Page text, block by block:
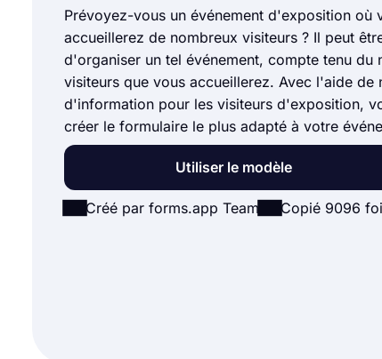
Prévoyez-vous un événement d'exposition où
accueillerez de nombreux visiteurs ? Il peut
d'organiser un tel événement, compte tenu du
visiteurs que vous accueillerez. Avec l'aide de
d'information pour les visiteurs d'exposition,
créer le formulaire le plus adapté à votre
Utiliser le modèle
Créé par forms.app Team Copié 9096